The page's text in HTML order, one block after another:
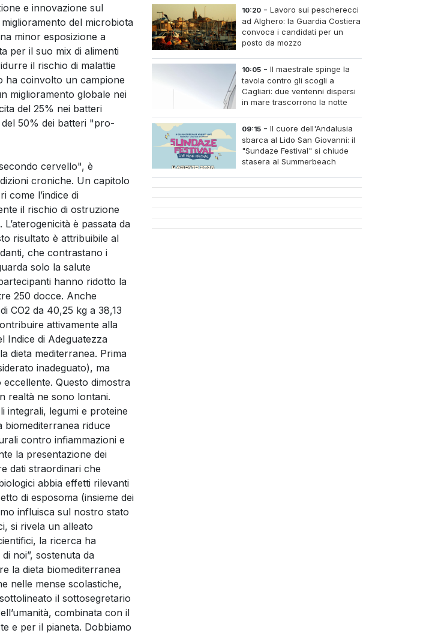
e innovazione sul
del microbiota
minor esposizione a
per il suo mix di alimenti
il rischio di malattie
ha coinvolto un campione
miglioramento globale nei
del 25% nei batteri
50% dei batteri "pro-
cervello", è
croniche. Un capitolo
come l’indice di
il rischio di ostruzione
è passata da
risultato è attribuibile al
che contrastano i
solo la salute
hanno ridotto la
250 docce. Anche
CO2 da 40,25 kg a 38,13
attivamente alla
Indice di Adeguatezza
dieta mediterranea. Prima
inadeguato), ma
Questo dimostra
realtà ne sono lontani.
integrali, legumi e proteine
biomediterranea riduce
contro infiammazioni e
la presentazione dei
dati straordinari che
abbia effetti rilevanti
di esposoma (insieme dei
influisca sul nostro stato
si rivela un alleato
la ricerca ha
noi”, sostenuta da
la dieta biomediterranea
nelle mense scolastiche,
il sottosegretario
combinata con il
e per il pianeta. Dobbiamo
10:20 - Lavoro sui pescherecci
ad Alghero: la Guardia Costiera
convoca i candidati per un
posto da mozzo
10:05 - Il maestrale spinge la
tavola contro gli scogli a
Cagliari: due ventenni dispersi
in mare trascorrono la notte
09:15 - Il cuore dell'Andalusia
sbarca al Lido San Giovanni: il
"Sundaze Festival" si chiude
stasera al Summerbeach